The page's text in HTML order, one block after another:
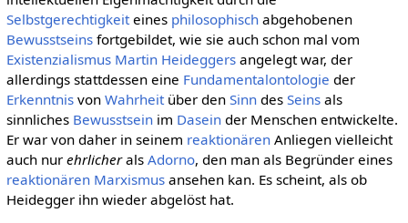
Selbstgerechtigkeiteines philosophischabgehobenen
Bewusstseinsfortgebildet, wie sie auch schon mal vom
Existenzialismus Martin Heideggersangelegt war, der
allerdings stattdessen eine Fundamentalontologie der
Erkenntnisvon Wahrheitüber den Sinndes Seinsals
sinnliches Bewusstseinim Daseinder Menschen entwickelte.
Er war von daher in seinem reaktionärenAnliegen vielleicht
auch nur ehrlicherals Adorno, den man als Begründer eines
reaktionären Marxismusansehen kan. Es scheint, als ob
Heidegger ihn wieder abgelöst hat.